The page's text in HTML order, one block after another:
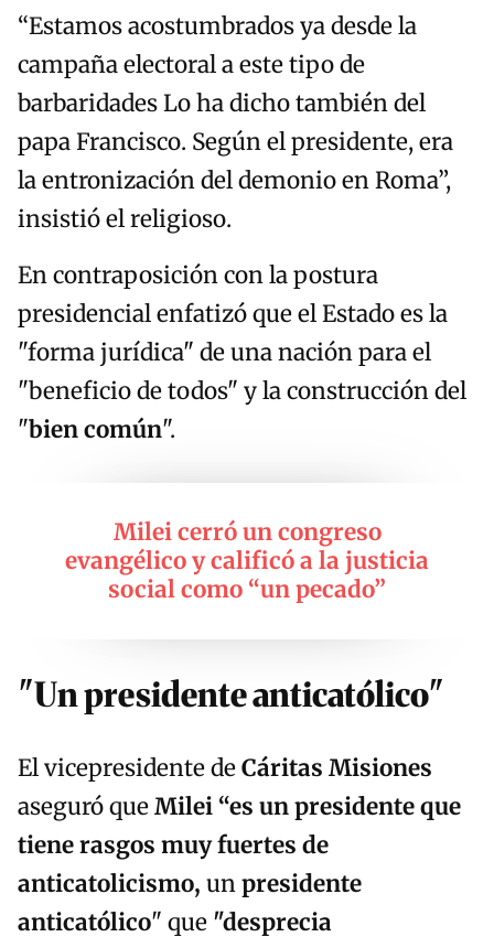
“Estamos acostumbrados ya desde la
campaña electoral a este tipo de
barbaridades Lo ha dicho también del
papa Francisco. Según el presidente, era
la entronización del demonio en Roma”,
insistió el religioso.
En contraposición con la postura
presidencial enfatizó que el Estado es la
"forma jurídica" de una nación para el
"beneficio de todos" y la construcción del
"bien común".
Milei cerró un congreso
evangélico y calificó a la justicia
social como “un pecado”
"Un presidente anticatólico"
El vicepresidente deCáritas Misiones
aseguró queMilei “es un presidente que
tiene rasgos muy fuertes de
anticatolicismo, unpresidente
anticatólico" que "desprecia